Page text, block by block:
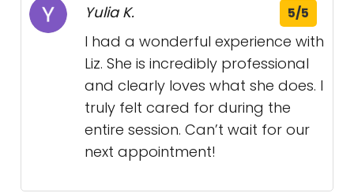
Yulia K. 5/5
I had a wonderful experience with
Liz. She is incredibly professional
and clearly loves what she does. I
truly felt cared for during the
entire session. Can’t wait for our
next appointment!